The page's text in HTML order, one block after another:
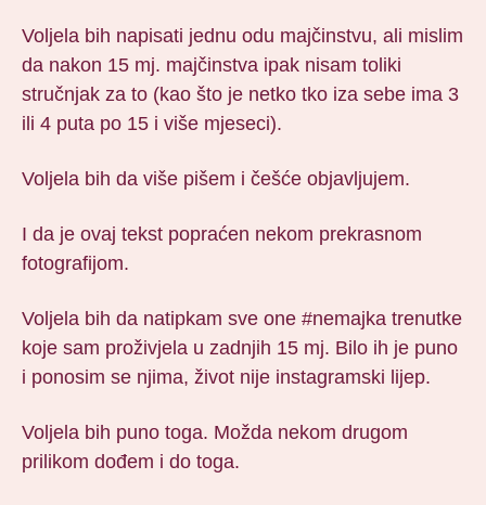
Voljela bih napisati jednu odu majčinstvu, ali mislim
da nakon 15 mj. majčinstva ipak nisam toliki
stručnjak za to (kao što je netko tko iza sebe ima 3
ili 4 puta po 15 i više mjeseci).
Voljela bih da više pišem i češće objavljujem.
I da je ovaj tekst popraćen nekom prekrasnom
fotografijom.
Voljela bih da natipkam sve one #nemajka trenutke
koje sam proživjela u zadnjih 15 mj. Bilo ih je puno
i ponosim se njima, život nije instagramski lijep.
Voljela bih puno toga. Možda nekom drugom
prilikom dođem i do toga.